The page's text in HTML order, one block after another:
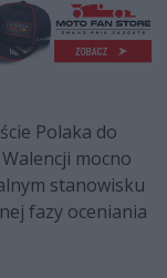
Polaka do
mocno
stanowisku
fazy oceniania